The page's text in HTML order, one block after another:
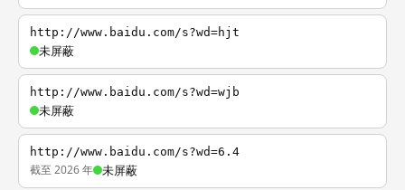
http://www.baidu.com/s?wd=hjt
未屏蔽
http://www.baidu.com/s?wd=wjb
未屏蔽
http://www.baidu.com/s?wd=6.4
截至 2026 年 未屏蔽